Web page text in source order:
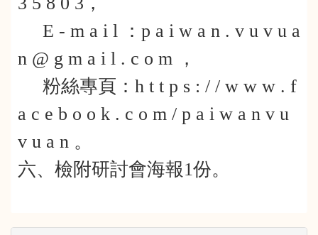
E - m a i l ：p a i w a n . v u v u a
n @ g m a i l . c o m ，
粉絲專頁：h t t p s : / / w w w . f
a c e b o o k . c o m / p a i w a n v u
v u a n 。
六、檢附研討會海報1份。